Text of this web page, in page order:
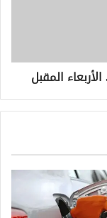
المقبل